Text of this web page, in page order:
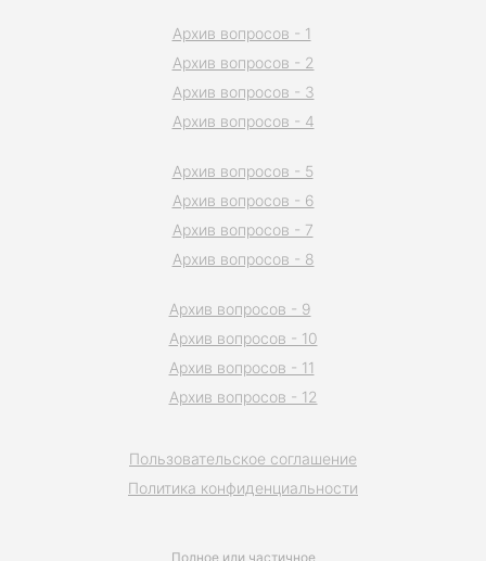
Полное или частичное
Пользовательское соглашение
Политика конфиденциальности
Архив вопросов - 1
Архив вопросов - 2
Архив вопросов - 3
Архив вопросов - 4
Архив вопросов - 5
Архив вопросов - 6
Архив вопросов - 7
Архив вопросов - 8
Архив вопросов - 9
Архив вопросов - 10
Архив вопросов - 11
Архив вопросов - 12